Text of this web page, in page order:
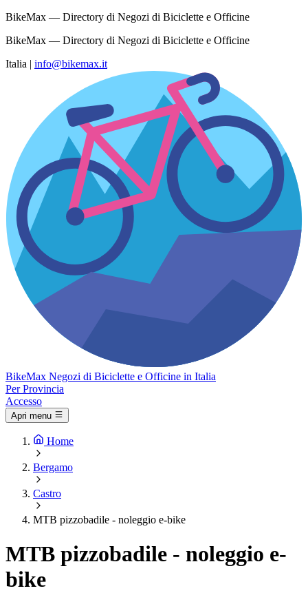
BikeMax — Directory di Negozi di Biciclette e Officine
BikeMax — Directory di Negozi di Biciclette e Officine
Italia | info@bikemax.it
BikeMax Negozi di Biciclette e Officine in Italia
Per Provincia
Accesso
Apri menu
Home
Bergamo
Castro
MTB pizzobadile - noleggio e-bike
MTB pizzobadile - noleggio e-
bike